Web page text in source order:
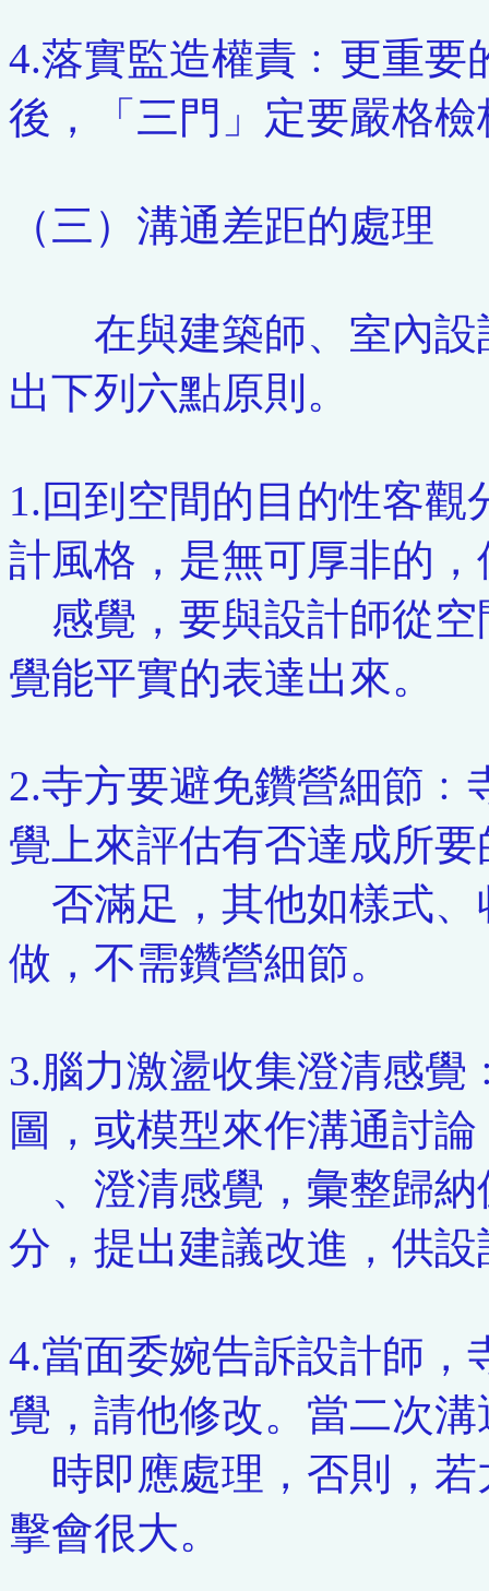
4.落實監造權責﹕更重要
後，「三門」定要嚴格
（三）溝通差距的處理
在與建築師、室內設
出下列六點原則。
1.回到空間的目的性客
計風格，是無可厚非的
感覺，要與設計師從空
覺能平實的表達出來。
2.寺方要避免鑽營細節
覺上來評估有否達成所
否滿足，其他如樣式、
做，不需鑽營細節。
3.腦力激盪收集澄清感
圖，或模型來作溝通討
、澄清感覺，彙整歸納
分，提出建議改進，供
4.當面委婉告訴設計師，
覺，請他修改。當二次
時即應處理，否則，若
擊會很大。